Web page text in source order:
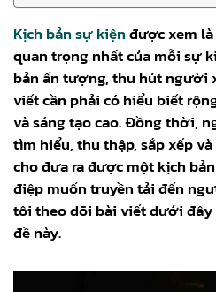
Kịch bản sự kiệnđược xem
quan trọng nhất của mỗi sự
bản ấn tượng, thu hút
viết cần phải có hiểu biết
và sáng tạo cao. Đồng thời,
tìm hiểu, thu thập, sắp xếp
cho đưa ra được một kịch
điệp muốn truyền tải đến
tôi theo dõi bài viết dưới đây
đề này.